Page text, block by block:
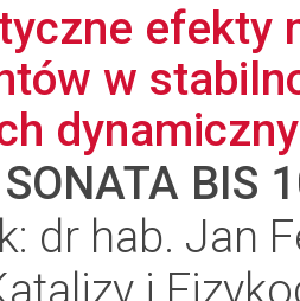
efekty
w
SONATA BIS
dr hab. Jan
i